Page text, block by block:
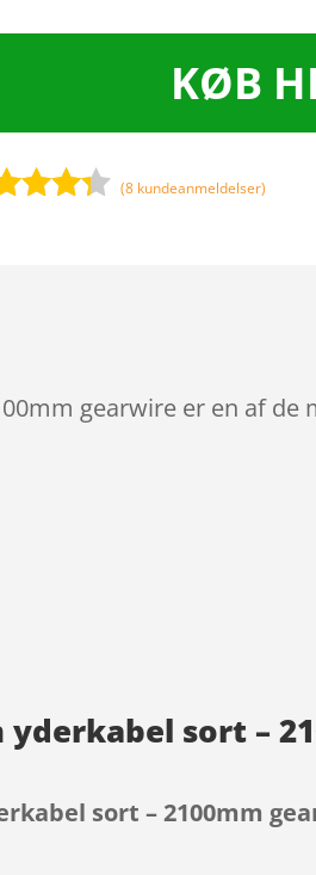
KØB
(8 kundeanmeldelser)
gearwire er en af de
sort –
sort – 2100mm